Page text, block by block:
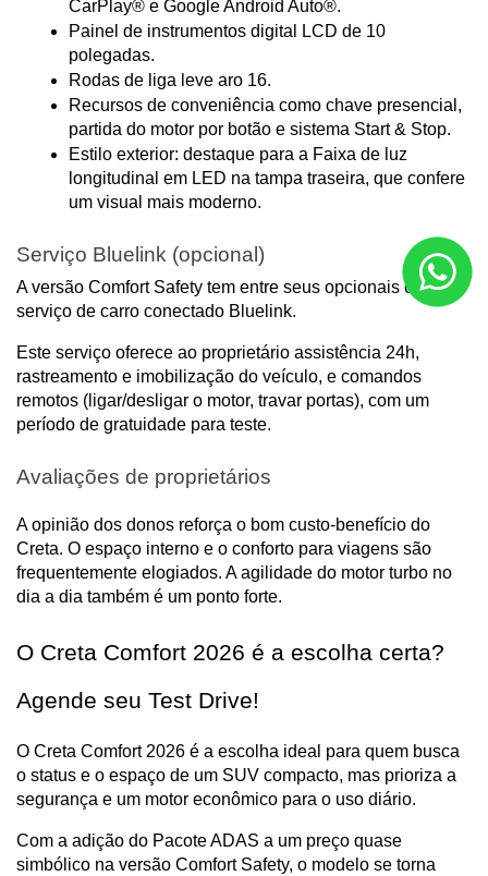
CarPlay® e Google Android Auto®.
Painel de instrumentos digital LCD de 10
polegadas.
Rodas de liga leve aro 16.
Recursos de conveniência como chave presencial,
partida do motor por botão e sistema Start & Stop.
Estilo exterior: destaque para a Faixa de luz
longitudinal em LED na tampa traseira, que confere
um visual mais moderno.
Serviço Bluelink (opcional)
A versão Comfort Safety tem entre seus opcionais o
serviço de carro conectado Bluelink.
Este serviço oferece ao proprietário assistência 24h,
rastreamento e imobilização do veículo, e comandos
remotos (ligar/desligar o motor, travar portas), com um
período de gratuidade para teste.
Avaliações de proprietários
A opinião dos donos reforça o bom custo-benefício do
Creta. O espaço interno e o conforto para viagens são
frequentemente elogiados. A agilidade do motor turbo no
dia a dia também é um ponto forte.
O Creta Comfort 2026 é a escolha certa?
Agende seu Test Drive!
O Creta Comfort 2026 é a escolha ideal para quem busca
o status e o espaço de um SUV compacto, mas prioriza a
segurança e um motor econômico para o uso diário.
Com a adição do Pacote ADAS a um preço quase
simbólico na versão Comfort Safety, o modelo se torna